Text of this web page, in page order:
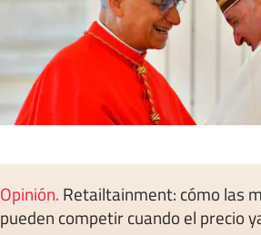
Opinión. Retailtainment: cómo las
pueden competir cuando el precio